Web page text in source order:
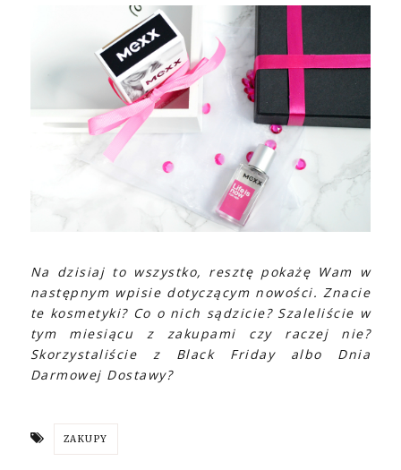
Na dzisiaj to wszystko, resztę pokażę Wam w
następnym wpisie dotyczącym nowości. Znacie
te kosmetyki? Co o nich sądzicie? Szaleliście w
tym miesiącu z zakupami czy raczej nie?
Skorzystaliście z Black Friday albo Dnia
Darmowej Dostawy?
ZAKUPY